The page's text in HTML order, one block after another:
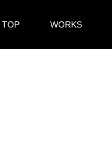
TOP WORKS